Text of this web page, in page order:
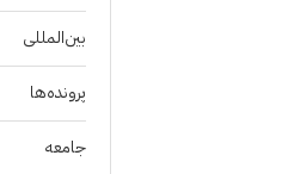
بین‌المللی
پرونده‌ها
جامعه